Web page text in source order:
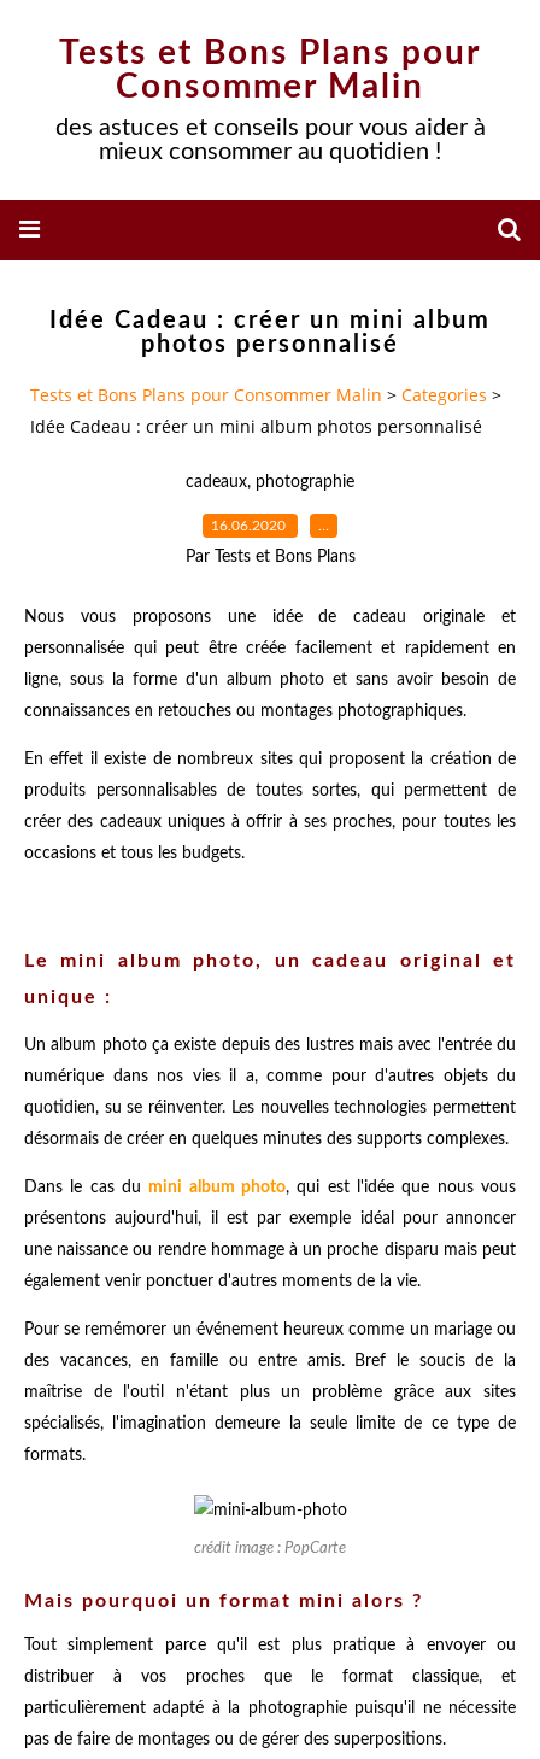
Tests et Bons Plans pour
Consommer Malin
des astuces et conseils pour vous aider à
mieux consommer au quotidien !
Idée Cadeau : créer un mini album
photos personnalisé
Tests et Bons Plans pour Consommer Malin > Categories >
Idée Cadeau : créer un mini album photos personnalisé
cadeaux, photographie
16.06.2020 …
Par Tests et Bons Plans
Nous vous proposons une idée de cadeau originale et
personnalisée qui peut être créée facilement et rapidement en
ligne, sous la forme d'un album photo et sans avoir besoin de
connaissances en retouches ou montages photographiques.
En effet il existe de nombreux sites qui proposent la création de
produits personnalisables de toutes sortes, qui permettent de
créer des cadeaux uniques à offrir à ses proches, pour toutes les
occasions et tous les budgets.
Le mini album photo, un cadeau original et
unique :
Un album photo ça existe depuis des lustres mais avec l'entrée du
numérique dans nos vies il a, comme pour d'autres objets du
quotidien, su se réinventer. Les nouvelles technologies permettent
désormais de créer en quelques minutes des supports complexes.
Dans le cas dumini album photo, qui est l'idée que nous vous
présentons aujourd'hui, il est par exemple idéal pour annoncer
une naissance ou rendre hommage à un proche disparu mais peut
également venir ponctuer d'autres moments de la vie.
Pour se remémorer un événement heureux comme un mariage ou
des vacances, en famille ou entre amis. Bref le soucis de la
maîtrise de l'outil n'étant plus un problème grâce aux sites
spécialisés, l'imagination demeure la seule limite de ce type de
formats.
crédit image : PopCarte
Mais pourquoi un format mini alors ?
Tout simplement parce qu'il est plus pratique à envoyer ou
distribuer à vos proches que le format classique, et
particulièrement adapté à la photographie puisqu'il ne nécessite
pas de faire de montages ou de gérer des superpositions.